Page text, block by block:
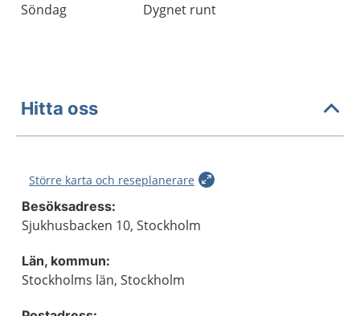
Söndag
Dygnet runt
Hitta oss
Större karta och reseplanerare
Besöksadress:
Sjukhusbacken 10, Stockholm
Län, kommun:
Stockholms län, Stockholm